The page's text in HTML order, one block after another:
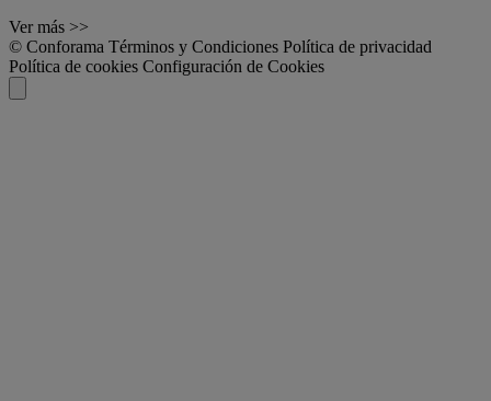
Ver más >>
© Conforama Términos y Condiciones Política de privacidad
Política de cookies Configuración de Cookies